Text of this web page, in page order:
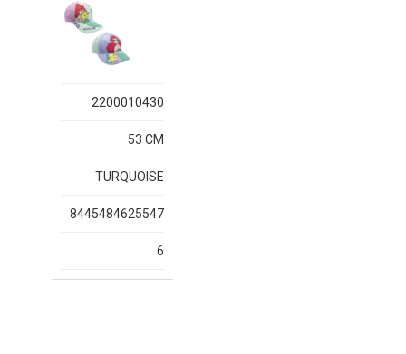
2200010430
53 CM
TURQUOISE
8445484625547
6